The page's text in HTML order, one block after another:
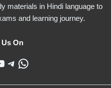
materials in Hindi language to
and learning journey.
Us On
Telegram
WhatsApp